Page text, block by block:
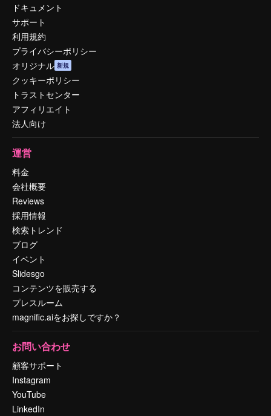
ドキュメント
サポート
利用規約
プライバシーポリシー
オリジナル 新規
クッキーポリシー
トラストセンター
アフィリエイト
法人向け
運営
料金
会社概要
Reviews
採用情報
検索トレンド
ブログ
イベント
Slidesgo
コンテンツを販売する
プレスルーム
magnific.aiをお探しですか？
お問い合わせ
顧客サポート
Instagram
YouTube
LinkedIn